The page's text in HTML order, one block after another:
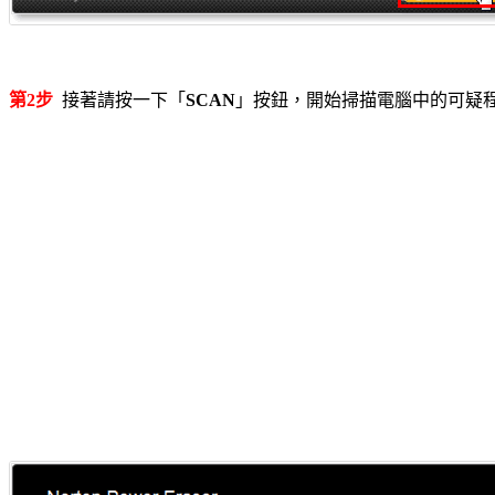
第2步 接著請按一下「 SCAN 」按鈕，開始掃描電腦中的可疑